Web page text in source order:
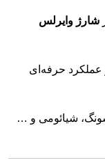
شارژ وایرلس
عملکرد حرفه‌ای
شیائومی و …